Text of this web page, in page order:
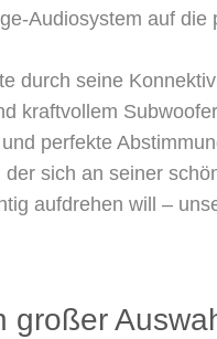
Audiosystem auf die
durch seine
kraftvollem
perfekte
sich an seiner
aufdrehen will –
großer